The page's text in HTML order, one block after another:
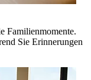
Familienmomente.
Sie Erinnerungen